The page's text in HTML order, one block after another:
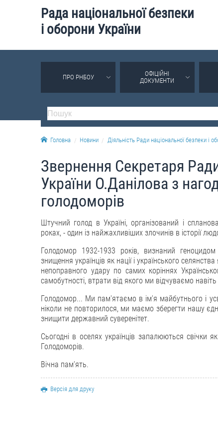
Рада національної безпеки
і оборони України
ПРО РНБОУ
ОФІЦІЙНІ
ДОКУМЕНТИ
Головна Новини Діяльність Ради національної безпеки і
Звернення Секретаря
України О.Данілова з
голодоморів
Штучний голод в Україні, організований і
роках, - один із найжахливіших злочинів в історії
Голодомор 1932-1933 років, визнаний
знищення українців як нації і українського
непоправного удару по самих коріннях
самобутності, втрати від якого ми відчуваємо навіть
Голодомор... Ми пам'ятаємо в ім'я майбутнього і
ніколи не повторилося, ми маємо зберегти нашу
знищити державний суверенітет.
Сьогодні в оселях українців запалюються свічки
Голодоморів.
Вічна пам'ять.
Версія для друку